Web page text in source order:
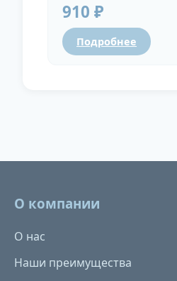
910 ₽
Подробнее
О компании
О нас
Наши преимущества